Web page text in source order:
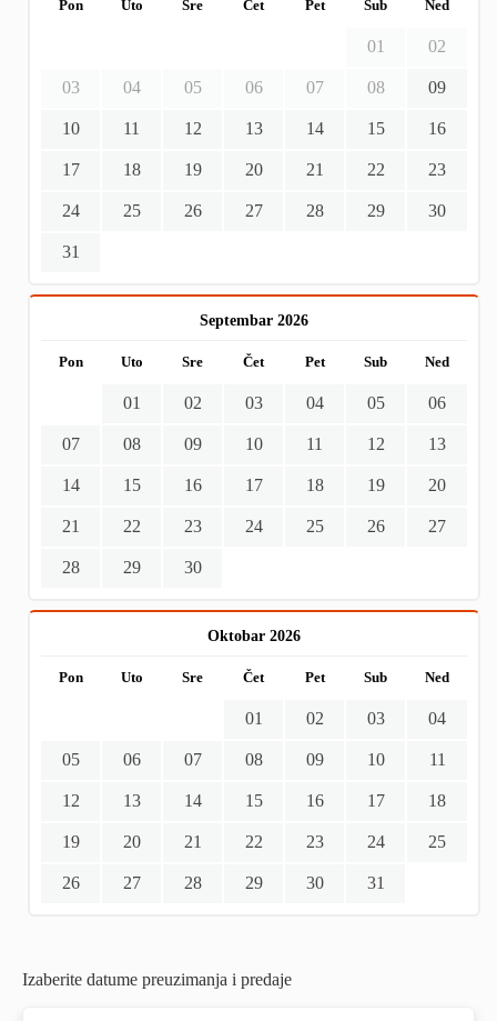
Pon Uto Sre Čet Pet Sub Ned
01 02
03 04 05 06 07 08 09
10 11 12 13 14 15 16
17 18 19 20 21 22 23
24 25 26 27 28 29 30
31
Septembar 2026
Pon Uto Sre Čet Pet Sub Ned
01 02 03 04 05 06
07 08 09 10 11 12 13
14 15 16 17 18 19 20
21 22 23 24 25 26 27
28 29 30
Oktobar 2026
Pon Uto Sre Čet Pet Sub Ned
01 02 03 04
05 06 07 08 09 10 11
12 13 14 15 16 17 18
19 20 21 22 23 24 25
26 27 28 29 30 31
Izaberite datume preuzimanja i predaje